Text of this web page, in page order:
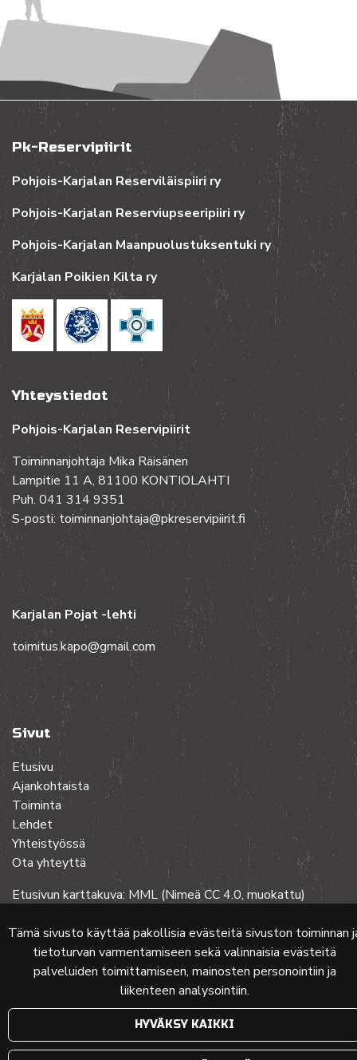
Tämä sivusto käyttää pakollisia evästeitä sivuston toiminnan
tietoturvan varmentamiseen sekä valinnaisia evästeitä
palveluiden toimittamiseen, mainosten personointiin ja
liikenteen analysointiin.
HYVÄKSY KAIKKI
Pk-Reservipiirit
Pohjois-Karjalan Reserviläispiiri ry
Pohjois-Karjalan Reserviupseeripiiri ry
Pohjois-Karjalan Maanpuolustuksentuki ry
Karjalan Poikien Kilta ry
Yhteystiedot
Pohjois-Karjalan Reservipiirit
Toiminnanjohtaja Mika Räisänen
Lampitie 11 A, 81100 KONTIOLAHTI
Puh. 041 314 9351
S-posti: toiminnanjohtaja@pkreservipiirit.fi
Karjalan Pojat -lehti
toimitus.kapo@gmail.com
Sivut
Etusivu
Ajankohtaista
Toiminta
Lehdet
Yhteistyössä
Ota yhteyttä
Etusivun karttakuva: MML (Nimeä CC 4.0, muokattu)
© 2024 PKMT | VerkkosivuatFlow Oy